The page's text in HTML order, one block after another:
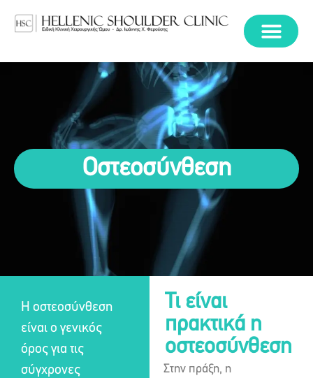
Οστεοσύνθεση
Η οστεοσύνθεση
είναι ο γενικός
όρος για τις
σύγχρονες
Τι είναι
πρακτικά η
οστεοσύνθεση
Στην πράξη, η